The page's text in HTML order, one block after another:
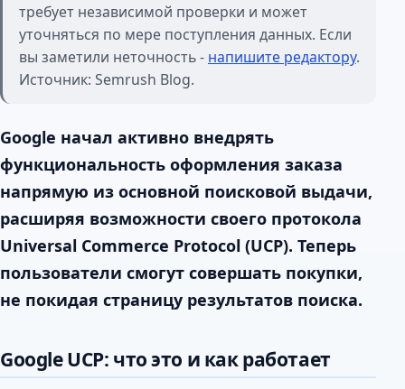
требует независимой проверки и может
уточняться по мере поступления данных. Если
вы заметили неточность - напишите редактору.
Источник: Semrush Blog.
Google начал активно внедрять
функциональность оформления заказа
напрямую из основной поисковой выдачи,
расширяя возможности своего протокола
Universal Commerce Protocol (UCP). Теперь
пользователи смогут совершать покупки,
не покидая страницу результатов поиска.
Google UCP: что это и как работает